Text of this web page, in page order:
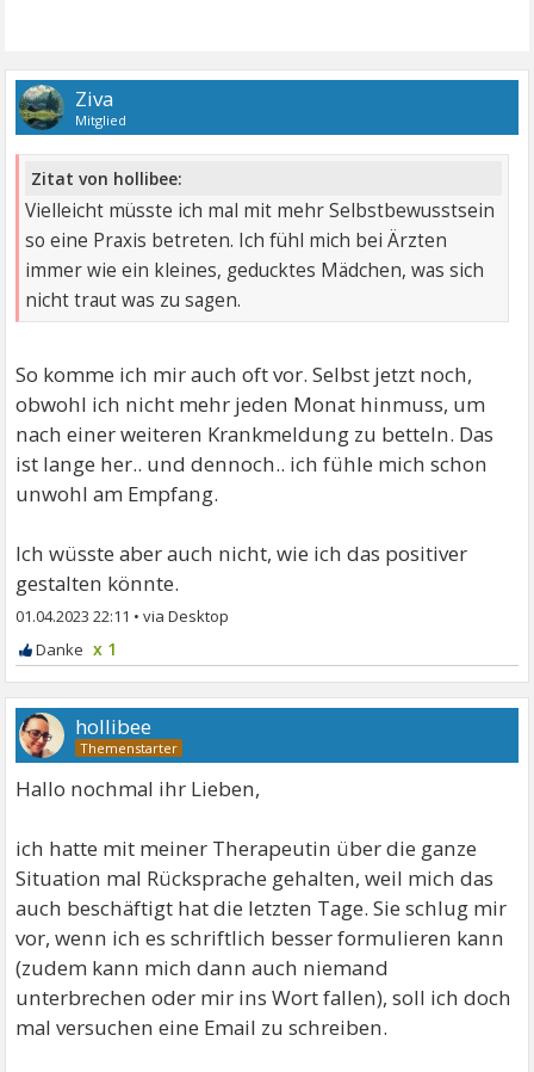
Ziva
Mitglied
Zitat von hollibee:
Vielleicht müsste ich mal mit mehr Selbstbewusstsein
so eine Praxis betreten. Ich fühl mich bei Ärzten
immer wie ein kleines, geducktes Mädchen, was sich
nicht traut was zu sagen.
So komme ich mir auch oft vor. Selbst jetzt noch,
obwohl ich nicht mehr jeden Monat hinmuss, um
nach einer weiteren Krankmeldung zu betteln. Das
ist lange her.. und dennoch.. ich fühle mich schon
unwohl am Empfang.
Ich wüsste aber auch nicht, wie ich das positiver
gestalten könnte.
01.04.2023 22:11 •
x 1
hollibee
Hallo nochmal ihr Lieben,
ich hatte mit meiner Therapeutin über die ganze
Situation mal Rücksprache gehalten, weil mich das
auch beschäftigt hat die letzten Tage. Sie schlug mir
vor, wenn ich es schriftlich besser formulieren kann
(zudem kann mich dann auch niemand
unterbrechen oder mir ins Wort fallen), soll ich doch
mal versuchen eine Email zu schreiben.